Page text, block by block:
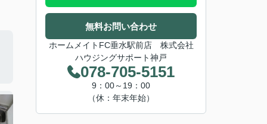
無料お問い合わせ
ホームメイトFC垂水駅前店 株式会社
ハウジングサポート神戸
078-705-5151
9：00～19：00
（休：年末年始）